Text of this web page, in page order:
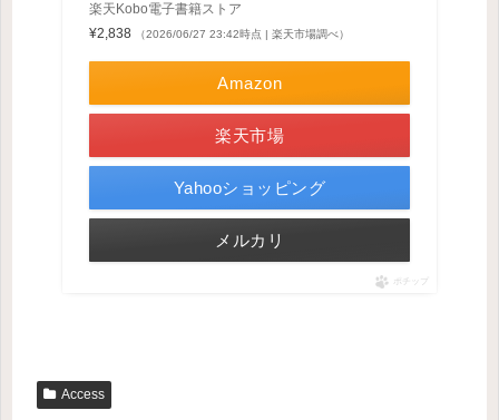
楽天Kobo電子書籍ストア
¥2,838
（2026/06/27 23:42時点 | 楽天市場調べ）
Amazon
楽天市場
Yahooショッピング
メルカリ
ポチップ
Access